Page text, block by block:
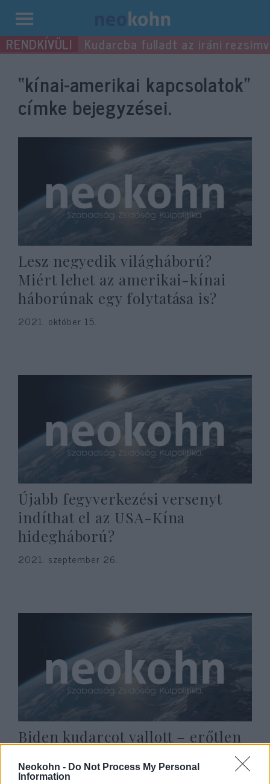
Neokohn - Do Not Process My Personal
Information
Kilépés
a Kudarcba fulladt az iráni
“kínai-amerikai kapcsolatok”
címke bejegyzései.
Lesz negyedik világháború?
Miért lehet az amerikai-kínai
háborúnak egy folytatása is?
2021. október 15.
Újabb fegyverkezési versenyt
indíthat el az USA-Kína
hidegháború?
2021. szeptember 26.
Biden kudarcot vallott – erőtlen
vezetése katasztrófák sorozatát
okozta, és ártott az USA-nak